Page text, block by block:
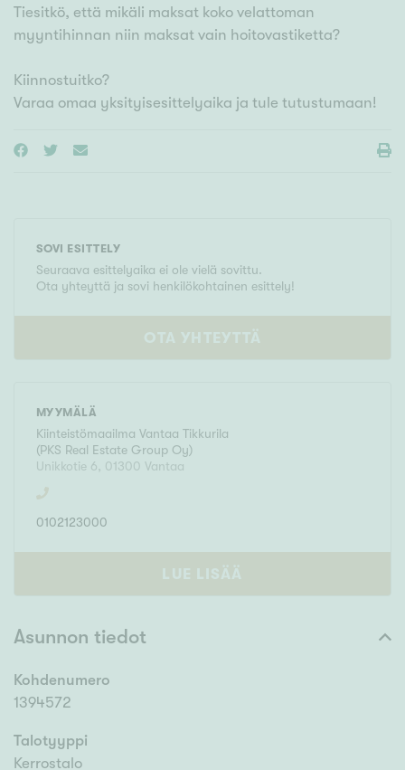
Tiesitkö, että mikäli maksat koko velattoman
myyntihinnan niin maksat vain hoitovastiketta?
Kiinnostuitko?
Varaa omaa yksityisesittelyaika ja tule tutustumaan!
SOVI ESITTELY
Seuraava esittelyaika ei ole vielä sovittu.
Ota yhteyttä ja sovi henkilökohtainen esittely!
OTA YHTEYTTÄ
MYYMÄLÄ
Kiinteistömaailma Vantaa Tikkurila
(PKS Real Estate Group Oy)
Unikkotie 6, 01300 Vantaa
0102123000
LUE LISÄÄ
Asunnon tiedot
Kohdenumero
1394572
Talotyyppi
Kerrostalo